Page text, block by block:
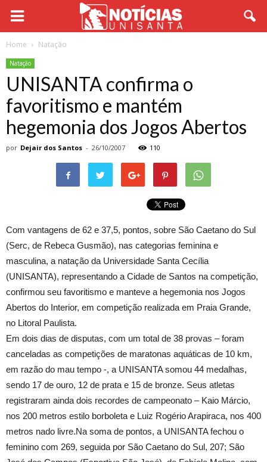
Home Natação
Natação
UNISANTA confirma o
favoritismo e mantém
hegemonia dos Jogos Abertos
por Dejair dos Santos - 26/10/2007 110
Com vantagens de 62 e 37,5, pontos, sobre São Caetano do Sul
(Serc, de Rebeca Gusmão), nas categorias feminina e
masculina, a natação da Universidade Santa Cecília
(UNISANTA), representando a Cidade de Santos na competição,
confirmou seu favoritismo e manteve a hegemonia nos Jogos
Abertos do Interior, em competição realizada em Praia Grande,
no Litoral Paulista.
Em dois dias de disputas, com um total de 38 provas – foram
canceladas as competições de maratonas aquáticas de 10 km,
em razão do mau tempo -, a UNISANTA somou 44 medalhas,
sendo 17 de ouro, 12 de prata e 15 de bronze. Seus atletas
registraram ainda dois recordes de campeonato – Kaio Márcio,
nos 200 metros estilo borboleta e Luiz Rogério Arapiraca, nos 400
metros nado livre.Na soma de pontos, a UNISANTA fechou o
feminino com 269, seguida por São Caetano do Sul, 207; São